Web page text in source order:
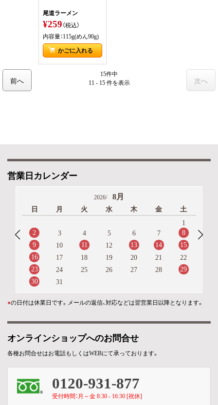
尾道ラーメン
¥259（税込）
内容量：115g(めん90g)
かごに入れる
15件中
11 - 15 件を表示
前へ 次へ
営業日カレンダー
2026/ 8月
日 月 火 水 木 金
土
1
2
3 4 5 6 7
8
9
10 11 12 13 14
15
16
17 18 19 20 21
22
23
24 25 26 27 28
29
30
31
●の日付は休業日です。メールの返信、対応などは翌営業日以降となります。
オンラインショップへのお問合せ
各種お問合せはお電話もしくはWEBにて承っております。
0120-931-877
受付時間：月～金 8:30 - 16:30 [祝休]